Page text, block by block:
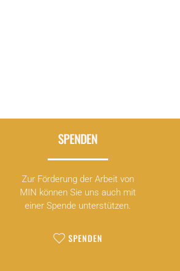
SPENDEN
Zur Förderung der Arbeit von
MIN können Sie uns auch mit
einer Spende unterstützen.
SPENDEN